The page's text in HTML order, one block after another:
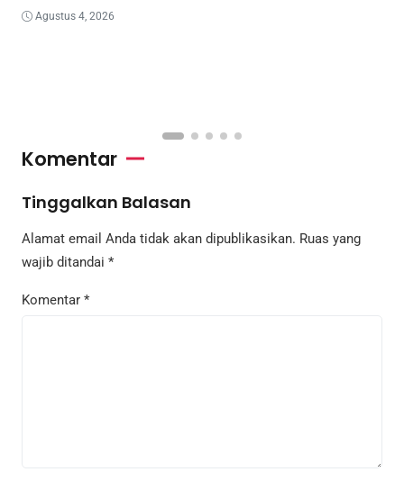
Agustus 4, 2026
Komentar
Tinggalkan Balasan
Alamat email Anda tidak akan dipublikasikan. Ruas yang
wajib ditandai *
Komentar *